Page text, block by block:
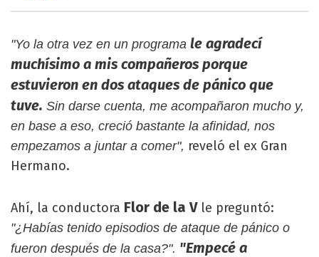
"Yo la otra vez en un programa le agradecí
muchísimo a mis compañeros porque
estuvieron en dos ataques de pánico que
tuve. Sin darse cuenta, me acompañaron mucho y,
en base a eso, creció bastante la afinidad, nos
empezamos a juntar a comer", reveló el ex Gran
Hermano.
Ahí, la conductora Flor de la V le preguntó:
"¿Habías tenido episodios de ataque de pánico o
fueron después de la casa?". "Empecé a